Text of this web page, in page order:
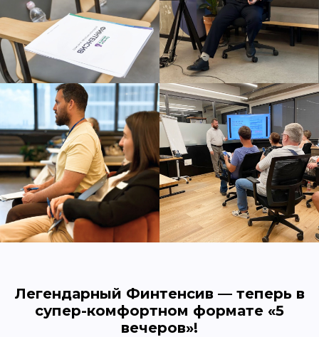
Легендарный Финтенсив — теперь в
супер-комфортном формате «5
вечеров»!